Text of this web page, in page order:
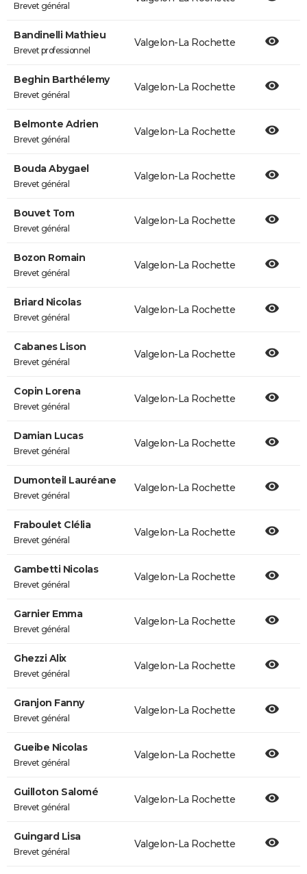
Brevet général
Bandinelli Mathieu
Brevet professionnel
Valgelon-La Rochette
Beghin Barthélemy
Brevet général
Valgelon-La Rochette
Belmonte Adrien
Brevet général
Valgelon-La Rochette
Bouda Abygael
Brevet général
Valgelon-La Rochette
Bouvet Tom
Brevet général
Valgelon-La Rochette
Bozon Romain
Brevet général
Valgelon-La Rochette
Briard Nicolas
Brevet général
Valgelon-La Rochette
Cabanes Lison
Brevet général
Valgelon-La Rochette
Copin Lorena
Brevet général
Valgelon-La Rochette
Damian Lucas
Brevet général
Valgelon-La Rochette
Dumonteil Lauréane
Brevet général
Valgelon-La Rochette
Fraboulet Clélia
Brevet général
Valgelon-La Rochette
Gambetti Nicolas
Brevet général
Valgelon-La Rochette
Garnier Emma
Brevet général
Valgelon-La Rochette
Ghezzi Alix
Brevet général
Valgelon-La Rochette
Granjon Fanny
Brevet général
Valgelon-La Rochette
Gueibe Nicolas
Brevet général
Valgelon-La Rochette
Guilloton Salomé
Brevet général
Valgelon-La Rochette
Guingard Lisa
Brevet général
Valgelon-La Rochette